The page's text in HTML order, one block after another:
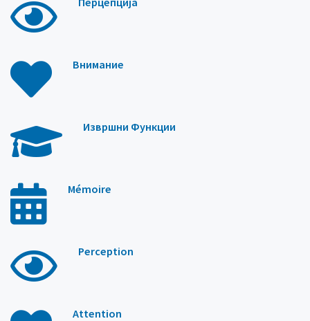
Внимание
Извршни Функции
Mémoire
Perception
Attention